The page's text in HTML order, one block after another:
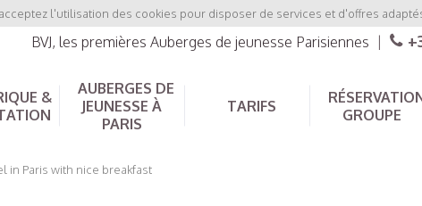
l'utilisation des cookies pour disposer de services et d'offres
BVJ, les premières Auberges de jeunesse Parisiennes
&
AUBERGES DE
JEUNESSE À
PARIS
TARIFS
GROUPE
in Paris with nice breakfast